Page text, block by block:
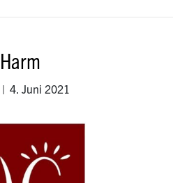
| 4. Juni 2021